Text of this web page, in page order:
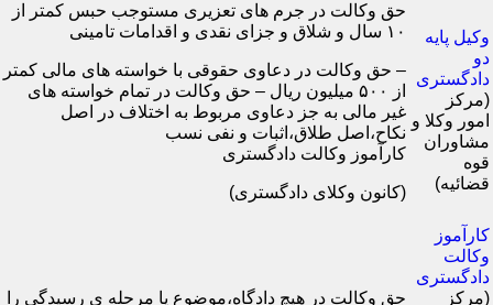
وکیل پایه
دو
دادگستری
(مرکز
امور وکلا و
مشاوران
قوه
قضائیه)
حق وکالت در جرم های تعزیری مستوجب حبس کمتر از
۱۰ سال و شلاق و جزای نقدی و اقدامات تامینی
– حق وکالت در دعاوی حقوقی با خواسته های مالی کمتر
از ۵۰۰ میلیون ریال – حق وکالت در تمام خواسته های
غیر مالی به جز دعاوی مربوط به اختلاف در اصل
نکاح،اصل طلاق،اثبات و نفی نسب
کارآموز وکالت دادگستری
(کانون وکلای دادگستری)
کارآموز
وکالت
دادگستری
(مرکز
حق وکالت در هیچ دادگاه،موضوع یا مرحله ی رسیدگی را